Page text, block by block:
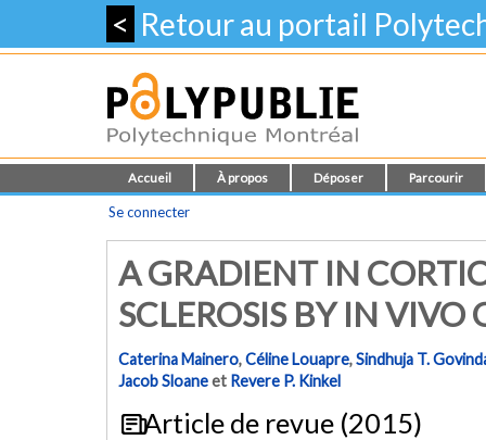
< Retour au portail
Accueil À propos Déposer Parcourir
Se connecter
A GRADIENT IN
SCLEROSIS BY IN
Caterina Mainero,Céline Louapre,Sindhuja T.
Jacob Sloaneet Revere P. Kinkel
Article de revue (2015)